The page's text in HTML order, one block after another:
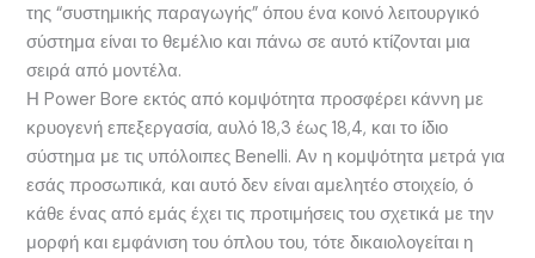
της “συστημικής παραγωγής” όπου ένα κοινό λειτουργικό
σύστημα είναι το θεμέλιο και πάνω σε αυτό κτίζονται μια
σειρά από μοντέλα.
Η Power Bore εκτός από κομψότητα προσφέρει κάννη με
κρυογενή επεξεργασία, αυλό 18,3 έως 18,4, και το ίδιο
σύστημα με τις υπόλοιπες Benelli. Αν η κομψότητα μετρά για
εσάς προσωπικά, και αυτό δεν είναι αμελητέο στοιχείο, ό
κάθε ένας από εμάς έχει τις προτιμήσεις του σχετικά με την
μορφή και εμφάνιση του όπλου του, τότε δικαιολογείται η